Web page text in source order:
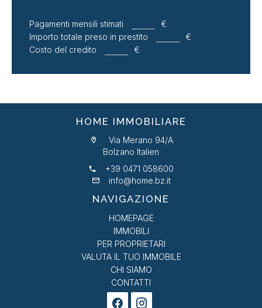
Pagamenti mensili stimati
€
Importo totale preso in prestito
€
Costo del credito
€
HOME IMMOBILIARE
Via Merano 94/A
Bolzano Italien
+39 0471 058600
info@home.bz.it
NAVIGAZIONE
HOMEPAGE
IMMOBILI
PER PROPRIETARI
VALUTA IL TUO IMMOBILE
CHI SIAMO
CONTATTI